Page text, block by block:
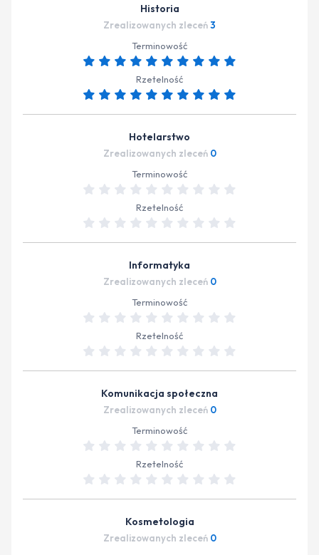
Historia
Zrealizowanych zleceń3
Terminowość
Rzetelność
Hotelarstwo
Zrealizowanych zleceń 0
Terminowość
Rzetelność
Informatyka
Zrealizowanych zleceń 0
Terminowość
Rzetelność
Komunikacja społeczna
Zrealizowanych zleceń 0
Terminowość
Rzetelność
Kosmetologia
Zrealizowanych zleceń 0